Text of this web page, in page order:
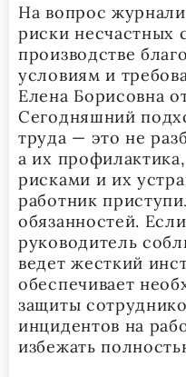
На вопрос
риски несчастных
производстве
условиям и
Елена Борисовна
Сегодняшний
труда — это не
а их
рисками и их
работник
обязанностей.
руководитель
ведет жесткий
обеспечивает
защиты
инцидентов на
избежать